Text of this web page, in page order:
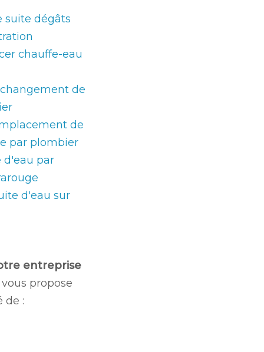
suite dégâts
chauffe-eau
de
de
par plombier
d'eau par
d'eau sur
entreprise
propose
de :